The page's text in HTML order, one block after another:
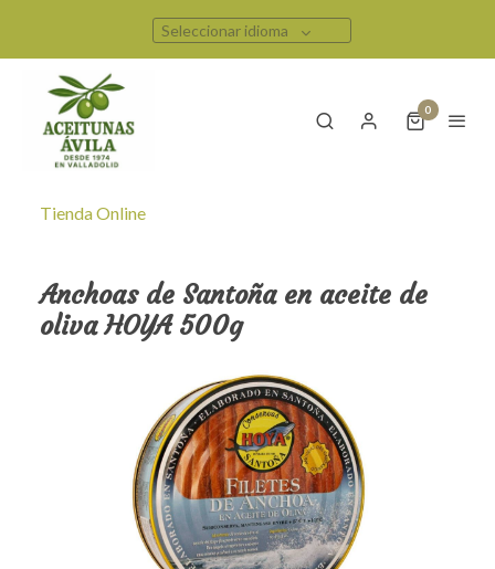
Seleccionar idioma
0
Tienda Online
Anchoas de Santoña en aceite de
oliva HOYA 500g